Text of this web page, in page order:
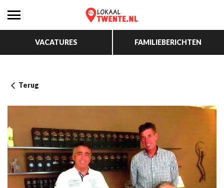
VACATURES FAMILIEBERICHTEN
Terug